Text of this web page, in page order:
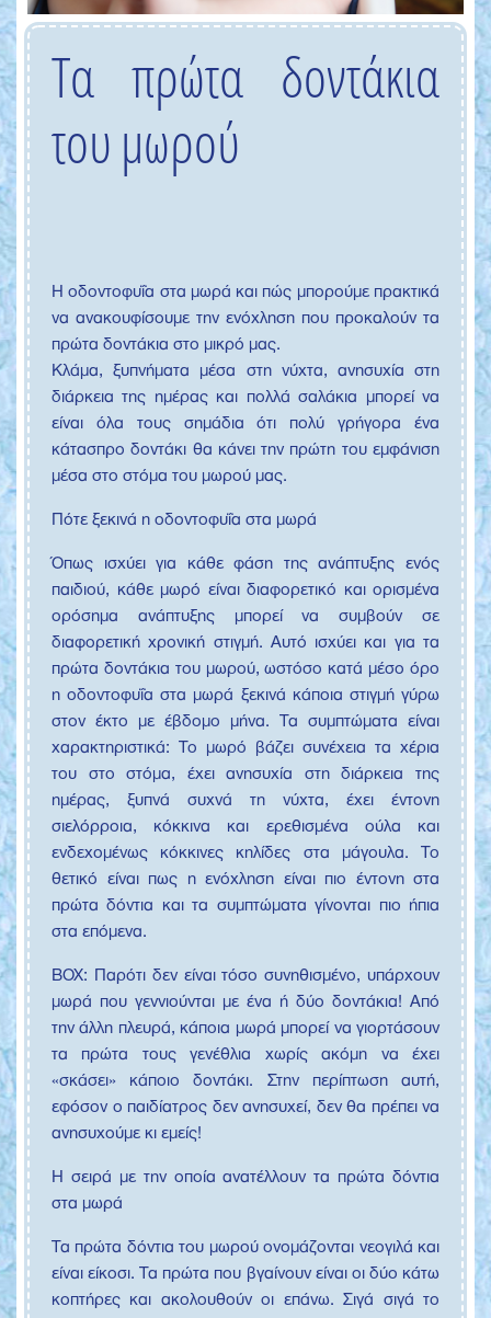
Τα πρώτα δοντάκια
του μωρού
Η οδοντοφυΐα στα μωρά και πώς μπορούμε πρακτικά
να ανακουφίσουμε την ενόχληση που προκαλούν τα
πρώτα δοντάκια στο μικρό μας.
Κλάμα, ξυπνήματα μέσα στη νύχτα, ανησυχία στη
διάρκεια της ημέρας και πολλά σαλάκια μπορεί να
είναι όλα τους σημάδια ότι πολύ γρήγορα ένα
κάτασπρο δοντάκι θα κάνει την πρώτη του εμφάνιση
μέσα στο στόμα του μωρού μας.
Πότε ξεκινά η οδοντοφυΐα στα μωρά
Όπως ισχύει για κάθε φάση της ανάπτυξης ενός
παιδιού, κάθε μωρό είναι διαφορετικό και ορισμένα
ορόσημα ανάπτυξης μπορεί να συμβούν σε
διαφορετική χρονική στιγμή. Αυτό ισχύει και για τα
πρώτα δοντάκια του μωρού, ωστόσο κατά μέσο όρο
η οδοντοφυΐα στα μωρά ξεκινά κάποια στιγμή γύρω
στον έκτο με έβδομο μήνα. Τα συμπτώματα είναι
χαρακτηριστικά: Το μωρό βάζει συνέχεια τα χέρια
του στο στόμα, έχει ανησυχία στη διάρκεια της
ημέρας, ξυπνά συχνά τη νύχτα, έχει έντονη
σιελόρροια, κόκκινα και ερεθισμένα ούλα και
ενδεχομένως κόκκινες κηλίδες στα μάγουλα. Το
θετικό είναι πως η ενόχληση είναι πιο έντονη στα
πρώτα δόντια και τα συμπτώματα γίνονται πιο ήπια
στα επόμενα.
ΒΟΧ: Παρότι δεν είναι τόσο συνηθισμένο, υπάρχουν
μωρά που γεννιούνται με ένα ή δύο δοντάκια! Από
την άλλη πλευρά, κάποια μωρά μπορεί να γιορτάσουν
τα πρώτα τους γενέθλια χωρίς ακόμη να έχει
«σκάσει» κάποιο δοντάκι. Στην περίπτωση αυτή,
εφόσον ο παιδίατρος δεν ανησυχεί, δεν θα πρέπει να
ανησυχούμε κι εμείς!
Η σειρά με την οποία ανατέλλουν τα πρώτα δόντια
στα μωρά
Τα πρώτα δόντια του μωρού ονομάζονται νεογιλά και
είναι είκοσι. Τα πρώτα που βγαίνουν είναι οι δύο κάτω
κοπτήρες και ακολουθούν οι επάνω. Σιγά σιγά το